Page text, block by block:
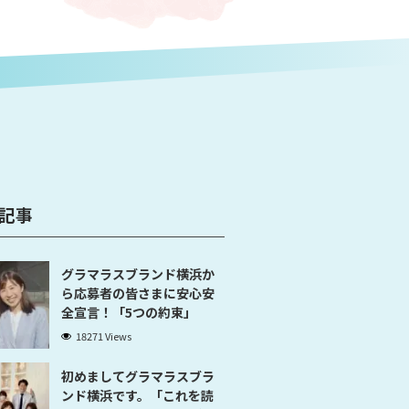
事
グラマラスブランド横浜か
ら応募者の皆さまに安心安
全宣言！「5つの約束」
18271 Views
初めましてグラマラスブラ
ンド横浜です。「これを読